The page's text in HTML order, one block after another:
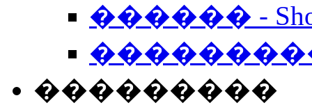
������ -
���������